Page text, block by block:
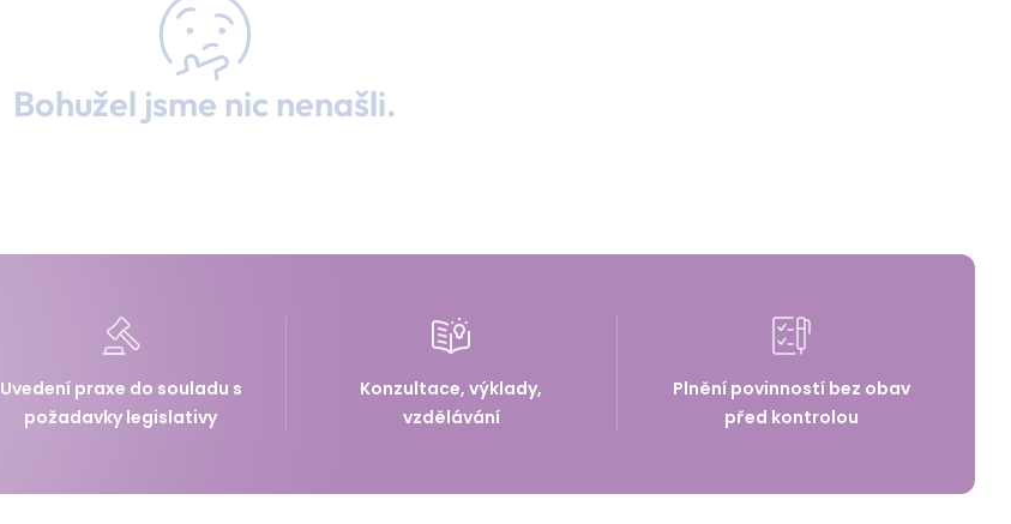
Bohužel jsme nic nenašli.
Uvedení praxe do souladu s
požadavky legislativy
Konzultace, výklady,
vzdělávání
Plnění povinností bez obav
před kontrolou